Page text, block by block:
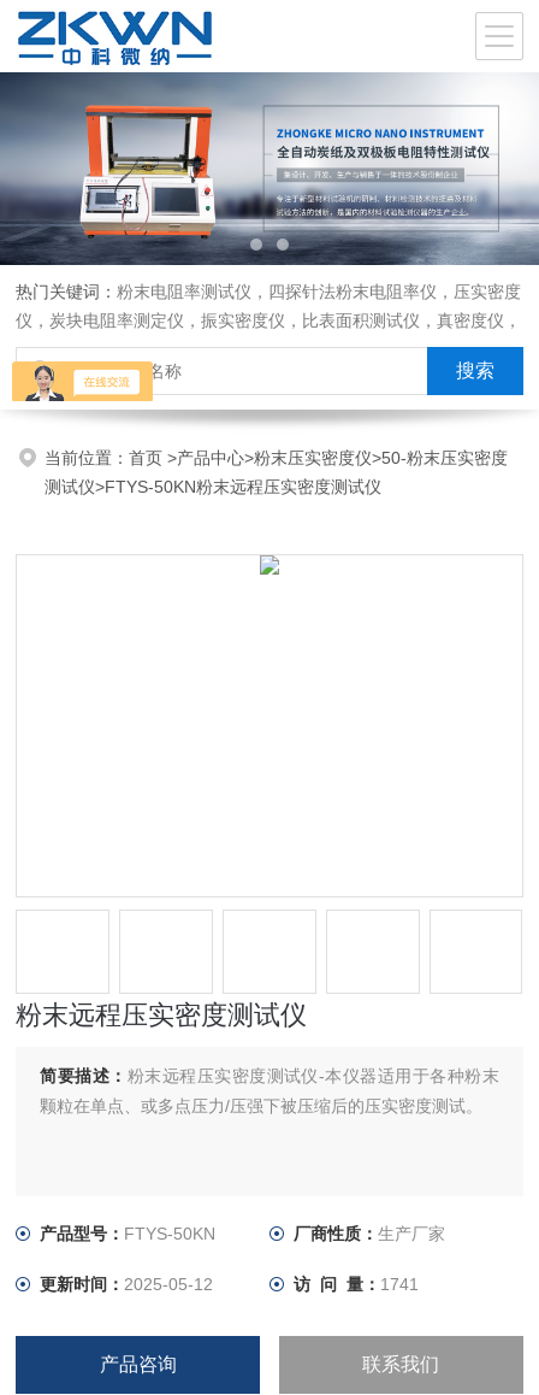
热门关键词：粉末电阻率测试仪，四探针法粉末电阻率仪，压实密度
仪，炭块电阻率测定仪，振实密度仪，比表面积测试仪，真密度仪，
炭块热膨胀仪，炭块透气率仪，炭块二氧化碳反应测定仪
当前位置：首页>产品中心>粉末压实密度仪>50-粉末压实密度
测试仪>FTYS-50KN粉末远程压实密度测试仪
粉末远程压实密度测试仪
简要描述： 粉末远程压实密度测试仪-本仪器适用于各种粉末
颗粒在单点、或多点压力/压强下被压缩后的压实密度测试。
产品型号： FTYS-50KN 厂商性质： 生产厂家
更新时间： 2025-05-12 访 问 量： 1741
产品咨询 联系我们